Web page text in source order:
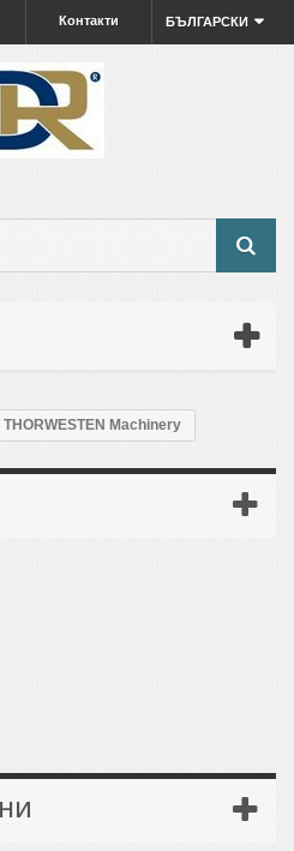
БЪЛГАРСКИ
Контакти
THORWESTEN Machinery